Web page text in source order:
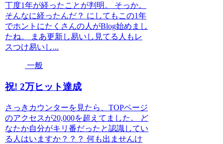
丁度1年が経ったことが判明。 そっか。
そんなに経ったんだ？ にしてもこの1年
でホントにたくさんの人がBlog始めまし
たね。 まあ更新し易いし見てる人もレ
スつけ易いし...
一般
祝! 2万ヒット達成
さっきカウンターを見たら、TOPページ
のアクセスが20,000を超えてました。 ど
なたか自分がキリ番だったと認識してい
る人はいますか？？？ 何も出ませんけ